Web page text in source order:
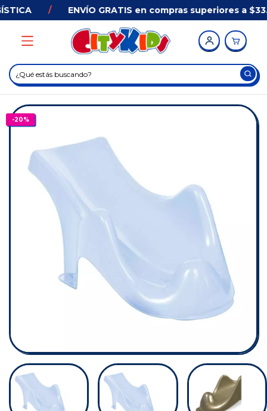
ENVÍO GRATIS en compras superiores a
-20%